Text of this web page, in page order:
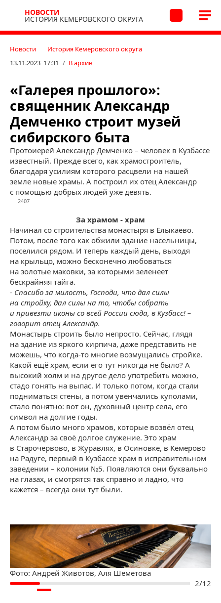
НОВОСТИ
ИСТОРИЯ КЕМЕРОВСКОГО ОКРУГА
Новости
История Кемеровского округа
13.11.2023 17:31 / В архив
«Галерея прошлого»:
священник Александр
Демченко строит музей
сибирского быта
Протоиерей Александр Демченко – человек в Кузбассе
известный. Прежде всего, как храмостроитель,
благодаря усилиям которого расцвели на нашей
земле новые храмы. А построил их отец Александр
с помощью добрых людей уже девять.
2407
За храмом - храм
Начинал со строительства монастыря в Елыкаево.
Потом, после того как обжили здание насельницы,
поселился рядом. И теперь каждый день, выходя
на крыльцо, можно бесконечно любоваться
на золотые маковки, за которыми зеленеет
бескрайняя тайга.
- Спасибо за милость, Господи, что дал силы
на стройку, дал силы на то, чтобы собрать
и привезти иконы со всей России сюда, в Кузбасс! –
говорит отец Александр.
Монастырь строить было непросто. Сейчас, глядя
на здание из яркого кирпича, даже представить не
можешь, что когда-то многие возмущались стройке.
Какой ещё храм, если его тут никогда не было? А
высокий холм и на другое дело употребить можно,
стадо гонять на выпас. И только потом, когда стали
подниматься стены, а потом увенчались куполами,
стало понятно: вот он, духовный центр села, его
символ на долгие годы.
А потом было много храмов, которые возвёл отец
Александр за своё долгое служение. Это храм
в Старочервово, в Журавлях, в Осиновке, в Кемерово
на Радуге, первый в Кузбассе храм в исправительном
заведении – колонии №5. Появляются они буквально
на глазах, и смотрятся так справно и ладно, что
кажется – всегда они тут были.
Старинное фортепьяно
Фото: Андрей Животов, Аля Шеметова
2/12